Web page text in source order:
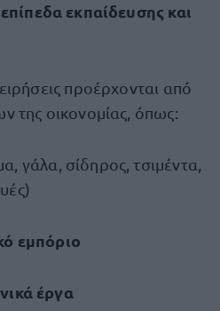
εκπαίδευσης και
προέρχονται από
της οικονομίας, όπως:
γάλα, σίδηρος, τσιμέντα,
εμπόριο
έργα